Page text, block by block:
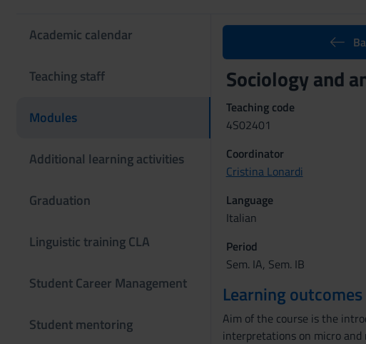
Academic calendar
Teaching staff
Modules
Additional learning activities
Graduation
Linguistic training CLA
Student Career Management
Student mentoring
Sociology and
Teaching code
4S02401
Coordinator
Cristina Lonardi
Language
Italian
Period
Sem. IA, Sem. IB
Learning outcomes
Aim of the course is the
interpretations on micro and